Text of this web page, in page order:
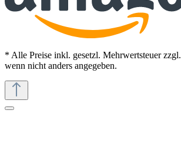
* Alle Preise inkl. gesetzl. Mehrwertsteuer zzgl.
wenn nicht anders angegeben.